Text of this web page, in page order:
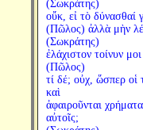
(Σωκράτης)
οὔκ, εἰ τὸ δύνασθαί
(Πῶλος) ἀλλὰ μὴν
(Σωκράτης)
ἐλάχιστον τοίνυν
(Πῶλος)
τί δέ; οὐχ, ὥσπερ οἱ
καὶ
ἀφαιροῦνται
αὐτοῖς;